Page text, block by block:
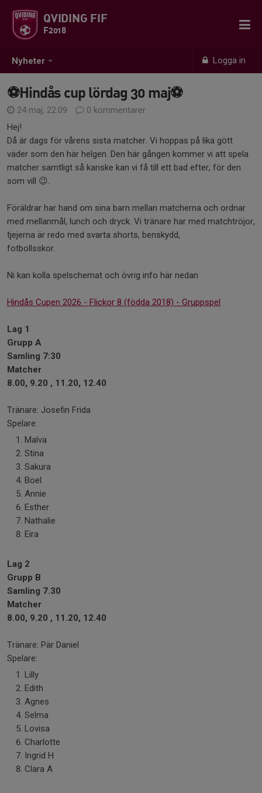
Nyheter Logga in
QVIDING FIF
F2018
⚽️Hindås cup lördag 30 maj⚽️
24 maj, 22:09
0 kommentarer
Hej!
Då är dags för vårens sista matcher. Vi hoppas på lika gött
väder som den här helgen. Den här gången kommer vi att spela
matcher samtligt så kanske kan vi få till ett bad efter, för den
som vill 😉.
Föräldrar har hand om sina barn mellan matcherna och ordnar
med mellanmål, lunch och dryck. Vi tränare har med matchtröjor,
tjejerna är redo med svarta shorts, benskydd,
fotbollsskor.
Ni kan kolla spelschemat och övrig info här nedan
Hindås Cupen 2026 - Flickor 8 (födda 2018) - Gruppspel
Lag 1
Grupp A
Samling 7:30
Matcher
8.00, 9.20 , 11.20, 12.40
Tränare: Josefin Frida
Spelare:
Malva
Stina
Sakura
Boel
Annie
Esther
Nathalie
Eira
Lag 2
Grupp B
Samling 7.30
Matcher
8.00, 9.20 , 11.20, 12.40
Tränare: Pär Daniel
Spelare:
Lilly
Edith
Agnes
Selma
Lovisa
Charlotte
Ingrid H
Clara A